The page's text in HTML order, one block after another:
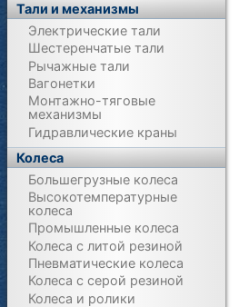
Тали и механизмы
Электрические тали
Шестеренчатые тали
Рычажные тали
Вагонетки
Монтажно-тяговые
механизмы
Гидравлические краны
Колеса
Большегрузные колеса
Высокотемпературные
колеса
Промышленные колеса
Колеса с литой резиной
Пневматические колеса
Колеса с серой резиной
Колеса и ролики